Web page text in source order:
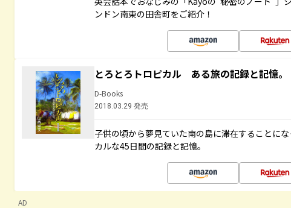
ンドン南東の田舎町をご紹介！
とろとろトロピカル ある旅の記録と記憶
D-Books
2018.03.29 発売
子供の頃から夢見ていた南の島に滞在することに
カルな45日間の記録と記憶。
AD